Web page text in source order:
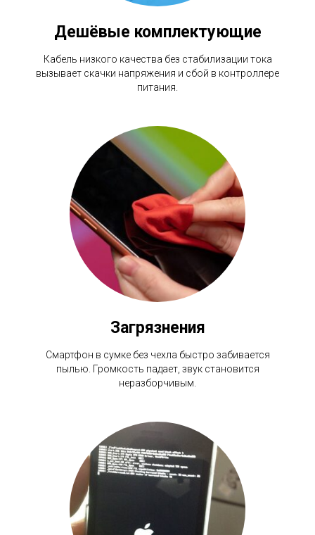
Дешёвые комплектующие
Кабель низкого качества без стабилизации тока
вызывает скачки напряжения и сбой в контроллере
питания.
Загрязнения
Смартфон в сумке без чехла быстро забивается
пылью. Громкость падает, звук становится
неразборчивым.